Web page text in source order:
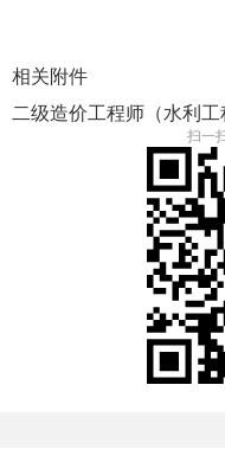
相关附件
二级造价工程师（水利工
扫一